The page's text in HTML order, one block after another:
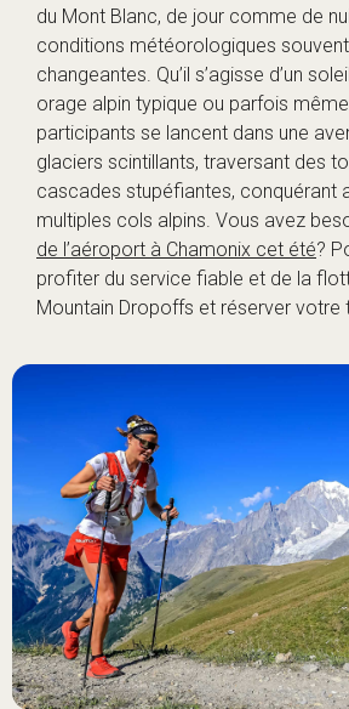
du Mont Blanc, de jour comme de
conditions météorologiques
changeantes. Qu’il s’agisse d’un
orage alpin typique ou parfois
participants se lancent dans une
glaciers scintillants, traversant des
cascades stupéfiantes, conquérant
multiples cols alpins. Vous avez
de l’aéroport à Chamonix cet été?
profiter du service fiable et de la
Mountain Dropoffs et réserver votre